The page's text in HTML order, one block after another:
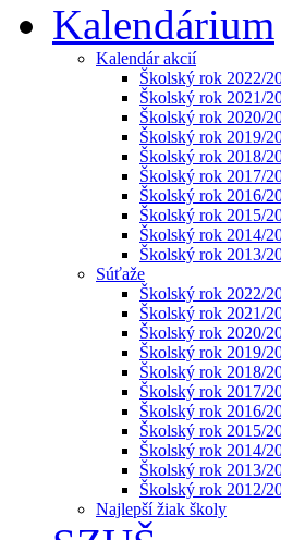
Kalendárium
Kalendár akcií
Školský rok 2022/
Školský rok 2021/
Školský rok 2020/
Školský rok 2019/
Školský rok 2018/
Školský rok 2017/
Školský rok 2016/
Školský rok 2015/
Školský rok 2014/
Školský rok 2013/
Súťaže
Školský rok 2022/
Školský rok 2021/
Školský rok 2020/
Školský rok 2019/
Školský rok 2018/
Školský rok 2017/
Školský rok 2016/
Školský rok 2015/
Školský rok 2014/
Školský rok 2013/
Školský rok 2012/
Najlepší žiak školy